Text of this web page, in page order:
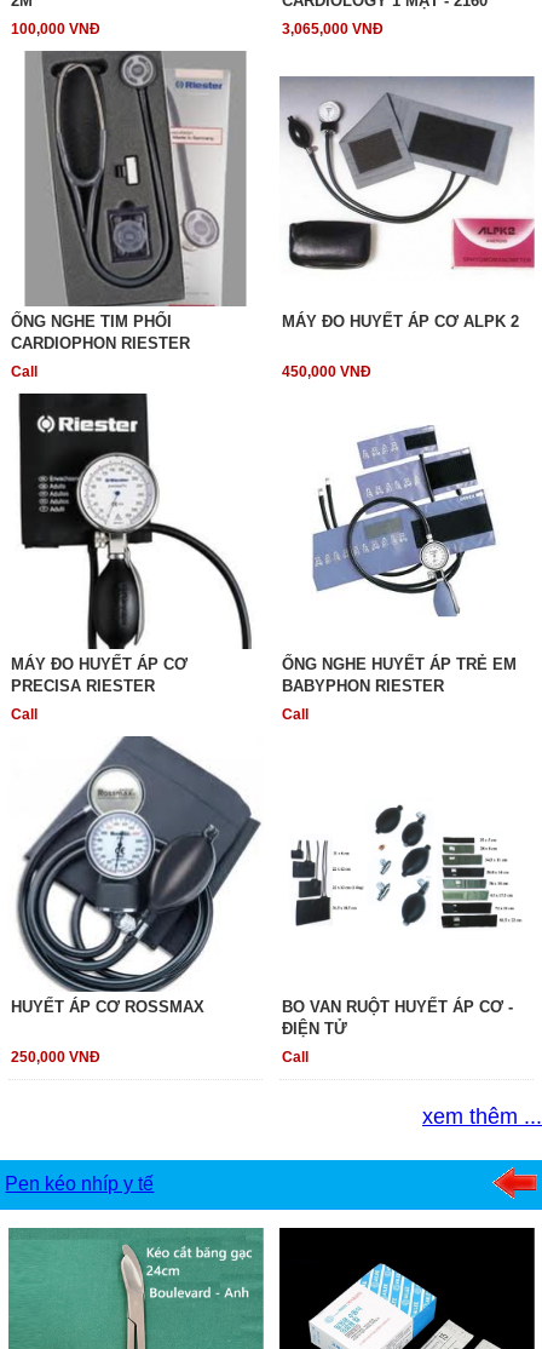
100,000 VNĐ 3,065,000 VNĐ
ỐNG NGHE TIM PHỔI
CARDIOPHON RIESTER
Call
MÁY ĐO HUYẾT ÁP CƠ ALPK 2
450,000 VNĐ
MÁY ĐO HUYẾT ÁP CƠ
PRECISA RIESTER
Call
ỐNG NGHE HUYẾT ÁP TRẺ EM
BABYPHON RIESTER
Call
HUYẾT ÁP CƠ ROSSMAX
250,000 VNĐ
BO VAN RUỘT HUYẾT ÁP CƠ -
ĐIỆN TỬ
Call
xem thêm ...
Pen kéo nhíp y tế